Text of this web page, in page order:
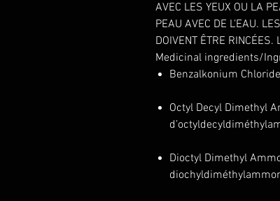
AVEC LES YEUX OU LA
PEAU AVEC DE L’EAU.
DOIVENT ÊTRE RINCÉES.
Medicinal ingredients/
Benzalkonium
Octyl Decyl Dimethyl
Dioctyl Dimethyl